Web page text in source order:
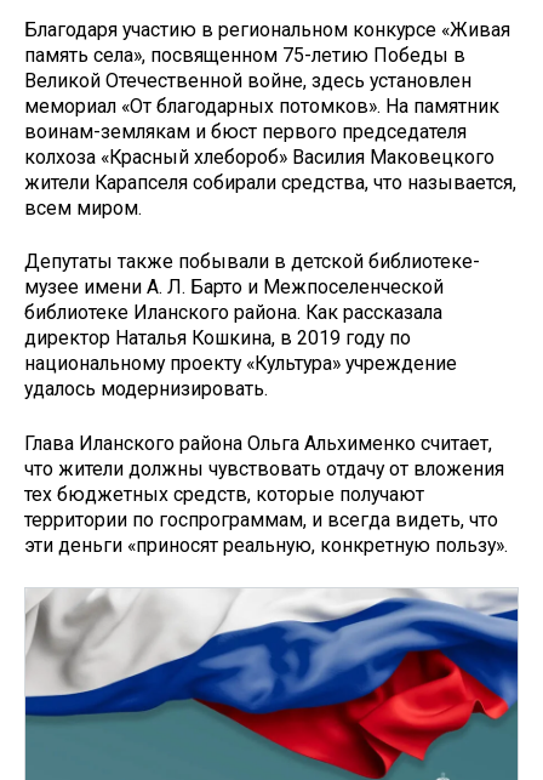
Благодаря участию в региональном конкурсе «Живая
память села», посвященном 75-летию Победы в
Великой Отечественной войне, здесь установлен
мемориал «От благодарных потомков». На памятник
воинам-­землякам и бюст первого председателя
колхоза «Красный хлебороб» Василия Маковецкого
жители Карапселя собирали средства, что называется,
всем миром.
Депутаты также побывали в детской библиотеке-
музее имени А. Л. Барто и Межпоселенческой
библиотеке Иланского района. Как рассказала
директор Наталья Кошкина, в 2019 году по
национальному проекту «Культура» учреждение
удалось модернизировать.
Глава Иланского района Ольга Альхименко считает,
что жители должны чувствовать отдачу от вложения
тех бюджетных средств, которые получают
территории по госпрограммам, и всегда видеть, что
эти деньги «приносят реальную, конкретную пользу».